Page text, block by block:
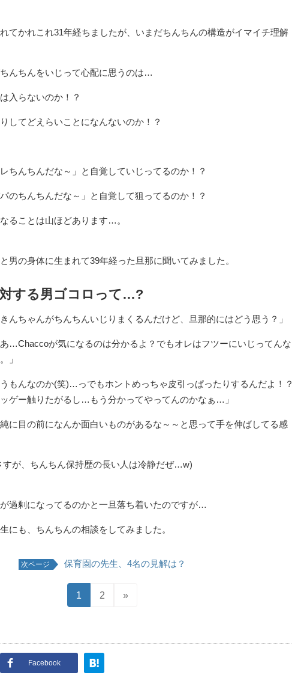
てかれこれ31年経ちましたが、いまだちんちんの構造がイマイチ理解
んちんをいじって心配に思うのは…
入らないのか！？
してどえらいことになんないのか！？
ちんちんだな～」と自覚していじってるのか！？
のちんちんだな～」と自覚して狙ってるのか！？
ることは山ほどあります…。
男の身体に生まれて39年経った旦那に聞いてみました。
する男ゴコロって…?
んちゃんがちんちんいじりまくるんだけど、旦那的にはどう思う？」
…Chaccoが気になるのは分かるよ？でもオレはフツーにいじってんな
」
もんなのか(笑)…っでもホントめっちゃ皮引っぱったりするんだよ！？
ゲー触りたがるし…もう分かってやってんのかなぁ…」
に目の前になんか面白いものがあるな～～と思って手を伸ばしてる感
が、ちんちん保持歴の長い人は冷静だぜ…w)
過剰になってるのかと一旦落ち着いたのですが…
にも、ちんちんの相談をしてみました。
次ページ 保育園の先生、4名の見解は？
1 2 »
Facebook